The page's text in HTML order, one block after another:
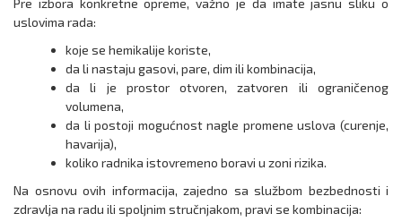
Pre izbora konkretne opreme, važno je da imate jasnu sliku o
uslovima rada:
koje se hemikalije koriste,
da li nastaju gasovi, pare, dim ili kombinacija,
da li je prostor otvoren, zatvoren ili ograničenog
volumena,
da li postoji mogućnost nagle promene uslova (curenje,
havarija),
koliko radnika istovremeno boravi u zoni rizika.
Na osnovu ovih informacija, zajedno sa službom bezbednosti i
zdravlja na radu ili spoljnim stručnjakom, pravi se kombinacija: